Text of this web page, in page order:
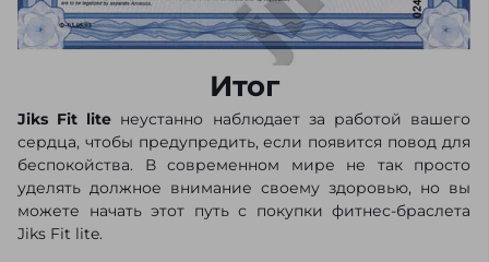
Итог
Jiks Fit lite неустанно наблюдает за работой вашего
сердца, чтобы предупредить, если появится повод для
беспокойства. В современном мире не так просто
уделять должное внимание своему здоровью, но вы
можете начать этот путь с покупки фитнес-браслета
Jiks Fit lite.